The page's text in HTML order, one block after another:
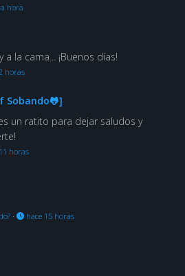
hora
a la cama... ¡Buenos días!
horas
Sobando🐸]
un ratito para dejar saludos y
horas
· hace 15 horas